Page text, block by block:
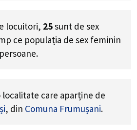
locuitori, 25sunt de sex
ce populația de sex feminin
localitate care aparține de
, din Comuna Frumușani.